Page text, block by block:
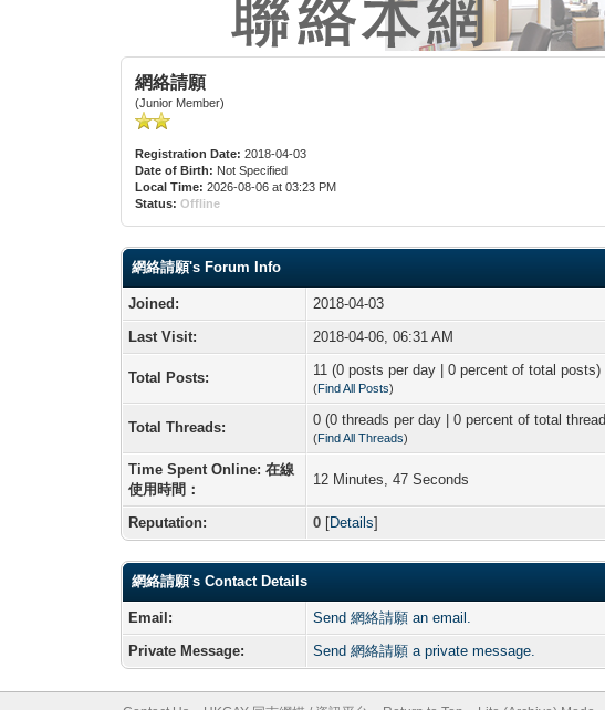
網絡請願
(Junior Member)
Registration Date: 2018-04-03
Date of Birth: Not Specified
Local Time: 2026-08-06 at 03:23 PM
Status: Offline
網絡請願's Forum Info
Joined:
2018-04-03
Last Visit:
2018-04-06, 06:31 AM
Total Posts: 11 (0 posts per day | 0 percent of total posts)
(Find All Posts)
Total Threads: 0 (0 threads per day | 0 percent of total
(Find All Threads)
Time Spent Online: 在線
使用時間：
12 Minutes, 47 Seconds
Reputation: 0 [Details]
網絡請願's Contact Details
Email:
Send 網絡請願 an email.
Private Message:
Send 網絡請願 a private message.